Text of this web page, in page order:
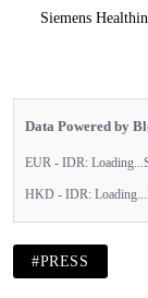
Siemens
Data Powered by
EUR - IDR: Loading...
HKD - IDR: Loading...
#PRESS